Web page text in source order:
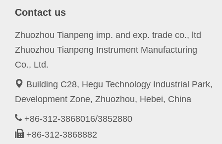
Contact us
Zhuozhou Tianpeng imp. and exp. trade co., ltd
Zhuozhou Tianpeng Instrument Manufacturing
Co., Ltd.
Building C28, Hegu Technology Industrial Park,
Development Zone, Zhuozhou, Hebei, China
+86-312-3868016/3852880
+86-312-3868882